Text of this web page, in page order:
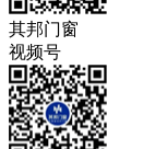
其邦门窗
视频号